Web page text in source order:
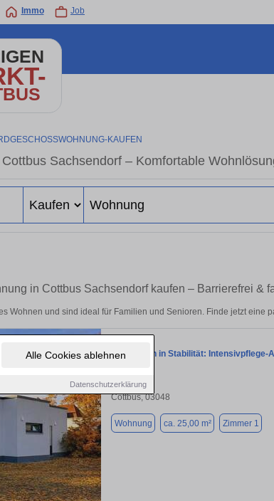
Alle Cookies ablehnen
Datenschutzerklärung
Immo Job
KAUFEN
Sachsendorf – Komfortable
in Cottbus Sachsendorf kaufen – Barrierefrei &
Wohnen und sind ideal für Familien und Senioren. Finde jetzt eine
Investieren in Stabilität: Intensivpflege-
Cottbus, 03048
Wohnung ca. 25,00 m² Zimmer 1